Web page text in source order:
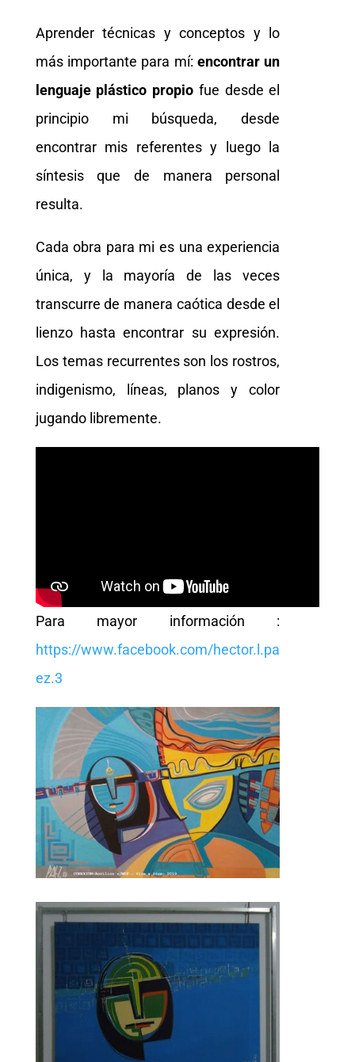
Aprender técnicas y conceptos y lo
más importante para mí: encontrar un
lenguaje plástico propio fue desde el
principio mi búsqueda, desde
encontrar mis referentes y luego la
síntesis que de manera personal
resulta.
Cada obra para mi es una experiencia
única, y la mayoría de las veces
transcurre de manera caótica desde el
lienzo hasta encontrar su expresión.
Los temas recurrentes son los rostros,
indigenismo, líneas, planos y color
jugando libremente.
Para mayor información :
https://www.facebook.com/hector.l.pa
ez.3